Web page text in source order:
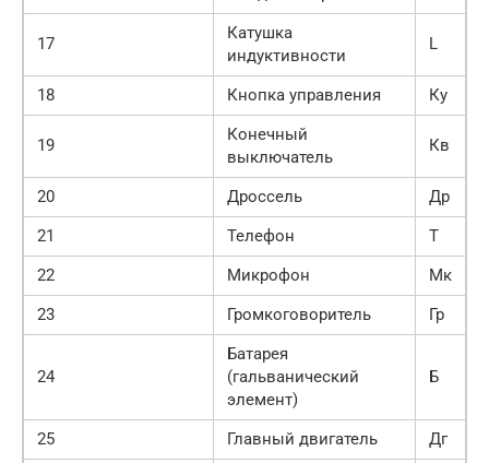
17
Катушка
индуктивности
L
18 Кнопка управления Ку
19
Конечный
выключатель
Кв
20 Дроссель
Др
21
Телефон
Т
22
Микрофон
Мк
23
Громкоговоритель Гр
24
Батарея
(гальванический
элемент)
Б
25 Главный двигатель Дг